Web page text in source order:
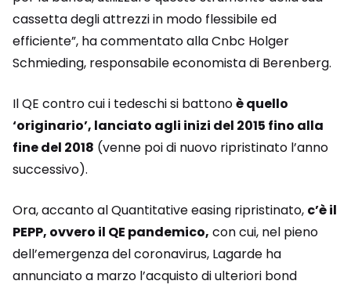
cassetta degli attrezzi in modo flessibile ed
efficiente”, ha commentato alla Cnbc Holger
Schmieding, responsabile economista di Berenberg.
Il QE contro cui i tedeschi si battonoè quello
‘originario’, lanciato agli inizi del 2015 fino alla
fine del 2018 (venne poi di nuovo ripristinato l’anno
successivo).
Ora, accanto al Quantitative easing ripristinato, c’è il
PEPP, ovvero il QE pandemico, con cui, nel pieno
dell’emergenza del coronavirus, Lagarde ha
annunciato a marzo l’acquisto di ulteriori bond